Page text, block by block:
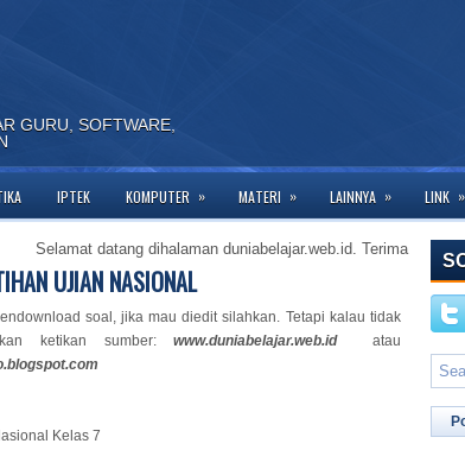
GURU, SOFTWARE,
IPTEK KOMPUTER » MATERI » LAINNYA » LINK »
datang dihalaman duniabelajar.web.id. Terima kasih telah
UJIAN NASIONAL
soal, jika mau diedit silahkan. Tetapi kalau tidak
ketikan sumber:www.duniabelajar.web.idatau
Kelas 7